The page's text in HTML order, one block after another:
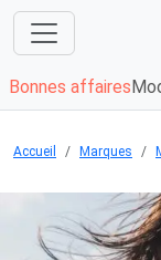
Bonnes affaires
Accueil Marques